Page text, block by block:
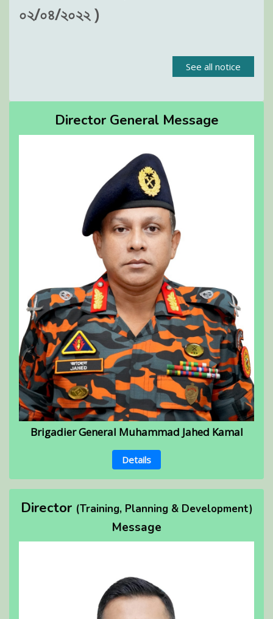
০২/০৪/২০২২ )
See all notice
Director General Message
Brigadier General Muhammad Jahed Kamal
Details
Director (Training, Planning & Development)
Message